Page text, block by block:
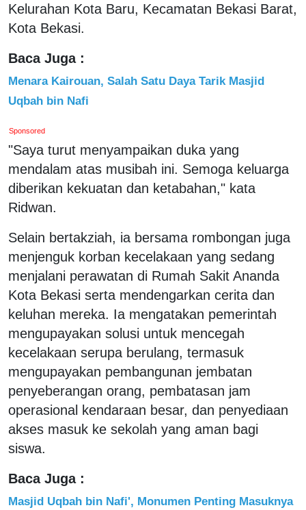
Kelurahan Kota Baru, Kecamatan Bekasi Barat,
Kota Bekasi.
Baca Juga :
Menara Kairouan, Salah Satu Daya Tarik Masjid
Uqbah bin Nafi
Sponsored
"Saya turut menyampaikan duka yang
mendalam atas musibah ini. Semoga keluarga
diberikan kekuatan dan ketabahan," kata
Ridwan.
Selain bertakziah, ia bersama rombongan juga
menjenguk korban kecelakaan yang sedang
menjalani perawatan di Rumah Sakit Ananda
Kota Bekasi serta mendengarkan cerita dan
keluhan mereka. Ia mengatakan pemerintah
mengupayakan solusi untuk mencegah
kecelakaan serupa berulang, termasuk
mengupayakan pembangunan jembatan
penyeberangan orang, pembatasan jam
operasional kendaraan besar, dan penyediaan
akses masuk ke sekolah yang aman bagi
siswa.
Baca Juga :
Masjid Uqbah bin Nafi', Monumen Penting Masuknya